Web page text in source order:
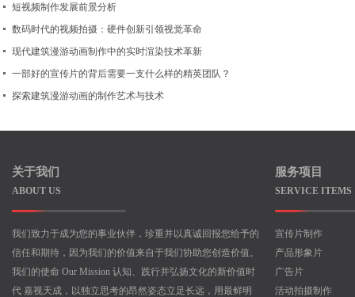
短视频制作发展前景分析
数码时代的视频拍摄：硬件创新引领视觉革命
现代建筑漫游动画制作中的实时渲染技术革新
一部好的宣传片的背后需要一支什么样的精英团队？
探索建筑漫游动画的制作艺术与技术
关于我们
ABOUT US
我们致力于成为您的事业伙伴，珍重并以真诚回报您给予的
信任和期待，因为我们的价值来自于我们协助您创造价值。
我们的使命 Our Mission 认知、践行并弘扬文化的新价值时
代 嘉视天成，以独立思考的昂然姿态立足长远，用最鲜明
服务项目
SERVICE ITEMS
宣传片制作
产品形象片
广告片
活动拍摄制作